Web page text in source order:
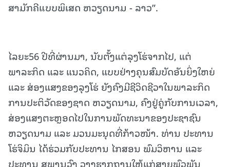
ສາມັກຄີແບບພິເສດ ຫວຽດນາມ - ລາວ”.
ໄລຍະ56 ປີທີ່ຜ່ານມາ, ນັບຕັ້ງແຕ່ລຸງໂຮ່ຈາກໄປ, ແຕ່
ພາລະກິດ ແລະ ແນວຄິດ, ແບບຢ່າງຄຸນສົມບັດອັນຍິ່ງໃຫຍ່
ແລະ ສ່ອງແສງຂອງລຸງໂຮ່ ຍັງຄົງມີຊີວິດຊີວາໃນພາລະກິດ
ການປະຕິວັດຂອງຊາດ ຫວຽດນາມ, ຄົງຢູ່ຄູ່ກັບການເວລາ,
ສ່ອງແສງຕະຫຼອດໄປໃນການພັດທະນາຂອງປະຊາຊົນ
ຫວຽດນາມ ແລະ ມວນມະນຸດທີ່ກ້າວໜ້າ. ທ່ານ ປະທານ
ໂຮ່ຈິມິນ ໄດ້ຮ່ວມກັບປະທານ ໄກສອນ ພົມວິຫານ ແລະ
ປະທານ ສຸພານຸວົງ ວາງຮາກຖານໃຫ້ແກ່ສາຍພົວພັນ